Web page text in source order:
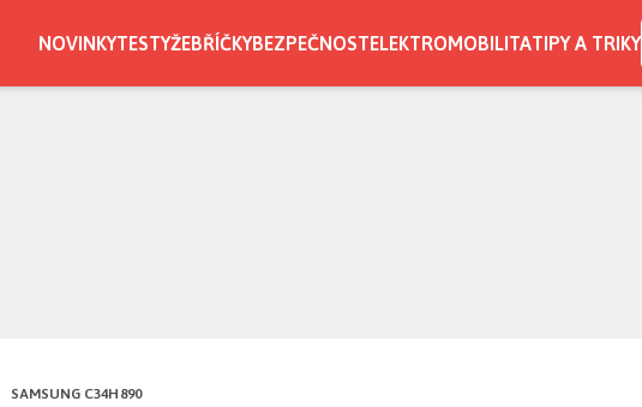
NOVINKYTESTYŽEBŘÍČKYBEZPEČNOSTELEKTROMOBILITATIPY A TRIKY
SAMSUNG C34H890